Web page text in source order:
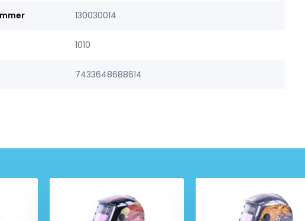
130030014
1010
7433648688614